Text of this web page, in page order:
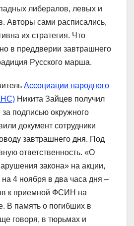
либералов, левых и
Авторы сами расписались,
их стратегия. Что
в преддверии завтрашнего
Русского марша.
Ассоциации народного
Никита Зайцев получил
подписью окружного
документ сотрудники
завтрашнего дня. Под
ответственность. «О
закона» на акции,
4 ноября в два часа дня –
к приемной ФСИН на
В память о погибших в
говоря, в тюрьмах и